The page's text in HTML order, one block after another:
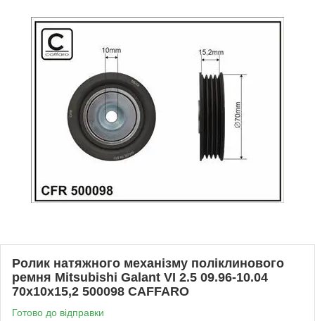
Ролик натяжного механізму поліклинового
ремня Mitsubishi Galant VI 2.5 09.96-10.04
70x10x15,2 500098 CAFFARO
Готово до відправки